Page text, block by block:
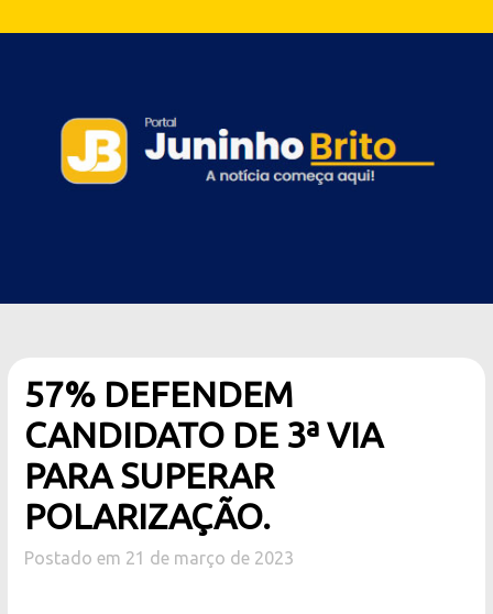
57% DEFENDEM
CANDIDATO DE 3ª VIA
PARA SUPERAR
POLARIZAÇÃO.
Postado em 21 de março de 2023